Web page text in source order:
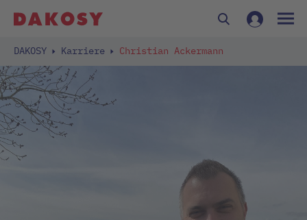
DAKOSY Karriere Christian Ackermann